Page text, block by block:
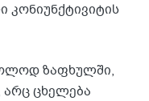
კონიუნქტივიტის
ზაფხულში,
არც ცხელება